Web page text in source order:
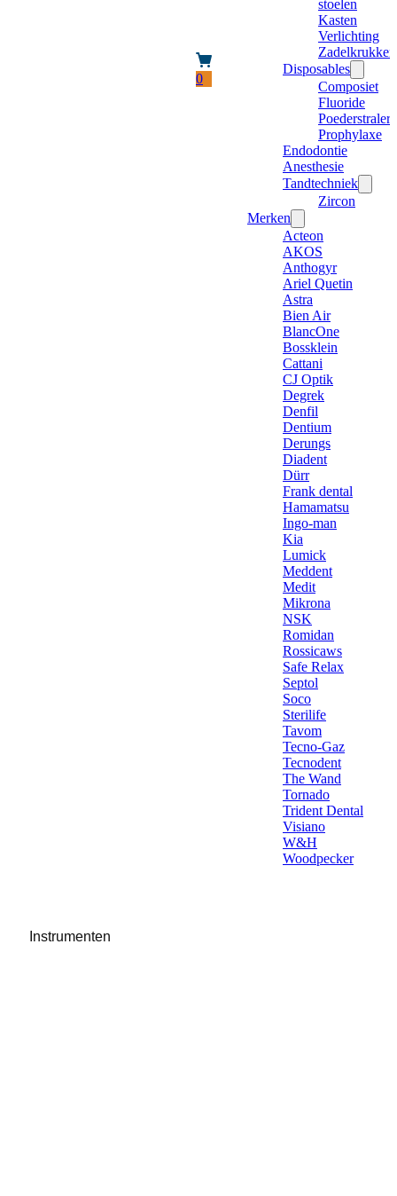
0
stoelen
Kasten
Verlichting
Zadelkrukken
Disposables
Composiet
Fluoride
Poederstraler
Prophylaxe
Endodontie
Anesthesie
Tandtechniek
Zircon
Merken
Acteon
AKOS
Anthogyr
Ariel Quetin
Astra
Bien Air
BlancOne
Bossklein
Cattani
CJ Optik
Degrek
Denfil
Dentium
Derungs
Diadent
Dürr
Frank dental
Hamamatsu
Ingo-man
Kia
Lumick
Meddent
Medit
Mikrona
NSK
Romidan
Rossicaws
Safe Relax
Septol
Soco
Sterilife
Tavom
Tecno-Gaz
Tecnodent
The Wand
Tornado
Trident Dental
Visiano
W&H
Woodpecker
Instrumenten